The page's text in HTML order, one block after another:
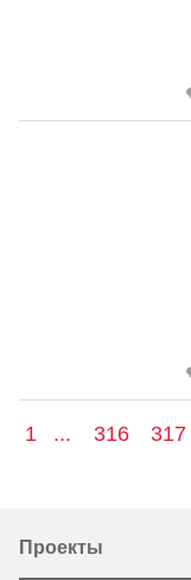
1 ... 316 317
Проекты